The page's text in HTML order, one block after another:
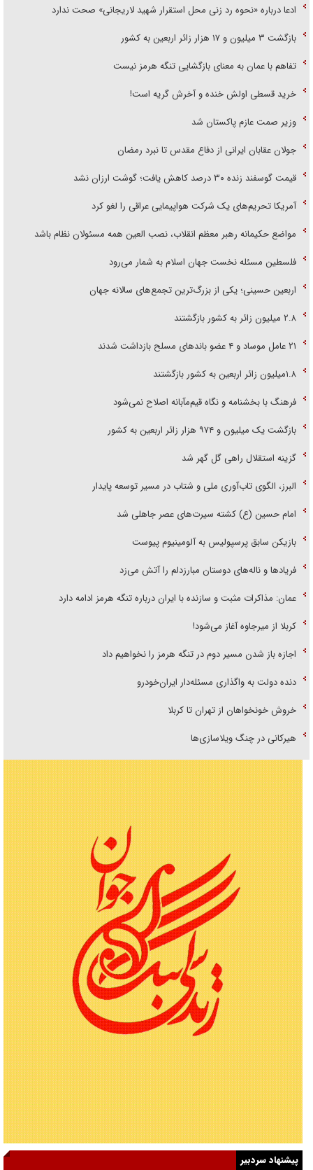
ادعا درباره «نحوه رد زنی محل استقرار شهید لاریجانی» صحت ندارد
بازگشت ۳ میلیون و ۱۷ هزار زائر اربعین به کشور
تفاهم با عمان به معنای بازگشایی تنگه هرمز نیست
خرید قسطی اولش خنده و آخرش گریه است!
وزیر صمت عازم پاکستان شد
جولان عقابان ایرانی از دفاع مقدس تا نبرد رمضان
قیمت گوسفند زنده ۳۰ درصد کاهش یافت؛ گوشت ارزان نشد
آمریکا تحریم‌های یک شرکت هواپیمایی عراقی را لغو کرد
مواضع حکیمانه رهبر معظم انقلاب، نصب العین همه مسئولان نظام باشد
فلسطین مسئله نخست جهان اسلام به شمار می‌رود
اربعین حسینی؛ یکی از بزرگ‌ترین تجمع‌های سالانه جهان
۲.۸ میلیون زائر به کشور بازگشتند
۲۱ عامل موساد و ۴ عضو باند‌های مسلح بازداشت شدند
۱.۸میلیون زائر اربعین به کشور بازگشتند
فرهنگ با بخشنامه و نگاه قیم‌مآبانه اصلاح نمی‌شود
بازگشت یک میلیون و ۹۷۴ هزار زائر اربعین به کشور
گزینه استقلال راهی گل گهر شد
البرز، الگوی تاب‌آوری ملی و شتاب در مسیر توسعه پایدار
امام حسین (ع) کشته سیرت‌های عصر جاهلی شد
بازیکن سابق پرسپولیس به آلومینیوم پیوست
فریاد‌ها و ناله‌های دوستان مبارزدلم را آتش می‌زد
عمان: مذاکرات مثبت و سازنده با ایران درباره تنگه هرمز ادامه دارد
کربلا از میرجاوه آغاز می‌شود!
اجازه باز شدن مسیر دوم در تنگه هرمز را نخواهیم داد
دنده دولت به واگذاری مسئله‌دار ایران‌خودرو
خروش خونخواهان از تهران تا کربلا
هیرکانی در چنگ ویلاسازی‌ها
پیشنهاد سردبیر